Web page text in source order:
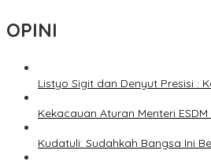
OPINI
Listyo Sigit dan Denyut Presisi :
Kekacauan Aturan Menteri
Kudatuli: Sudahkah Bangsa Ini